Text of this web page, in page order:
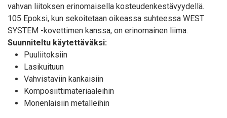
vahvan liitoksen erinomaisella kosteudenkestävyydellä.
105 Epoksi, kun sekoitetaan oikeassa suhteessa WEST
SYSTEM -kovettimen kanssa, on erinomainen liima.
Suunniteltu käytettäväksi:
Puuliitoksiin
Lasikuituun
Vahvistaviin kankaisiin
Komposiittimateriaaleihin
Monenlaisiin metalleihin